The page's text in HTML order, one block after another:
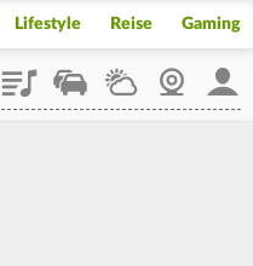
Lifestyle Reise Gaming
PlaylistStaupilotWetterWebcam